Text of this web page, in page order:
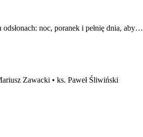
noc, poranek i pełnię dnia, aby…
Zawacki • ks. Paweł Śliwiński